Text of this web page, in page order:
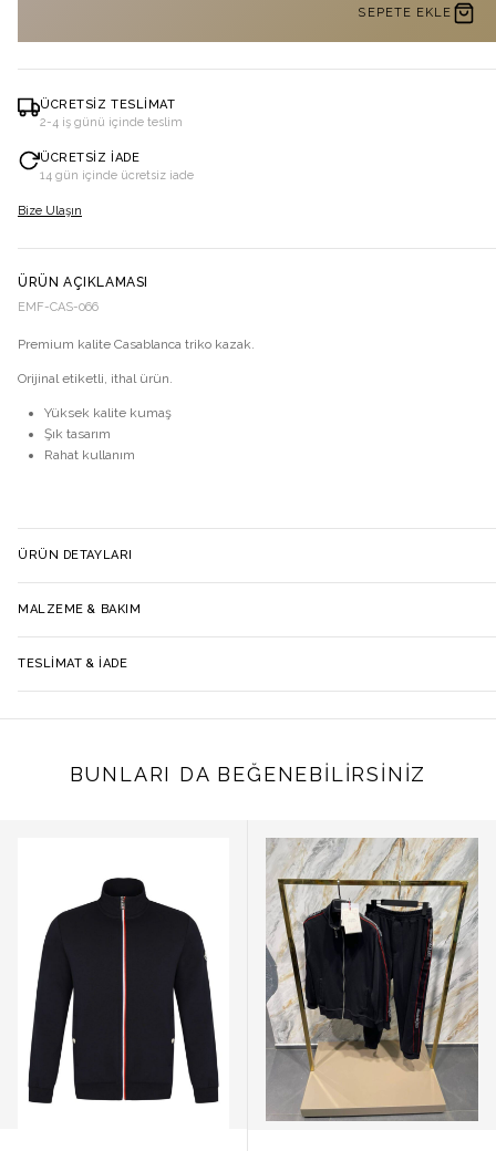
SEPETE EKLE
ÜCRETSIZ TESLIMAT
2-4 iş günü içinde teslim
ÜCRETSIZ İADE
14 gün içinde ücretsiz iade
Bize Ulaşın
ÜRÜN AÇIKLAMASI
EMF-CAS-066
Premium kalite Casablanca triko kazak.
Orijinal etiketli, ithal ürün.
Yüksek kalite kumaş
Şık tasarım
Rahat kullanım
ÜRÜN DETAYLARI
MALZEME & BAKIM
TESLIMAT & İADE
BUNLARI DA BEĞENEBILIRSINIZ